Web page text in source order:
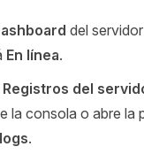
del
En línea.
Registros del
la consola o abre la
.